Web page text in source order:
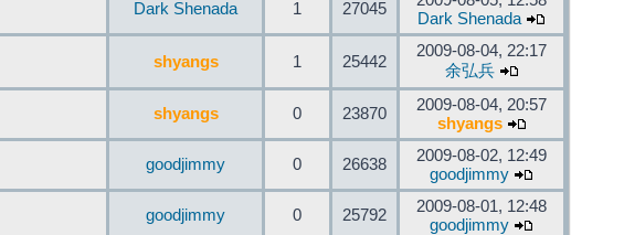
Dark Shenada 1 27045
Dark Shenada
shyangs 1 25442
2009-08-04, 22:17
余弘兵
shyangs 0 23870
2009-08-04, 20:57
shyangs
goodjimmy 0 26638
2009-08-02, 12:49
goodjimmy
goodjimmy 0 25792
2009-08-01, 12:48
goodjimmy